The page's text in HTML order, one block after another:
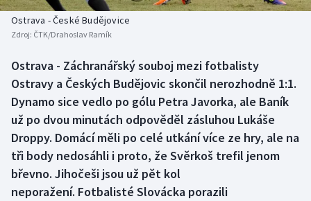
Biatlon
Box
Curling
Dostihy
Florbal
Aplikace ČT sport
Ostrava - České Budějovice
Zdroj: ČTK/Drahoslav Ramík
Ostrava - Záchranářský souboj mezi fotbalisty
Ostravy a Českých Budějovic skončil nerozhodně 1:1.
Dynamo sice vedlo po gólu Petra Javorka, ale Baník
už po dvou minutách odpověděl zásluhou Lukáše
Droppy. Domácí měli po celé utkání více ze hry, ale na
tři body nedosáhli i proto, že Svěrkoš trefil jenom
břevno. Jihočeši jsou už pět kol
neporažení. Fotbalisté Slovácka porazili